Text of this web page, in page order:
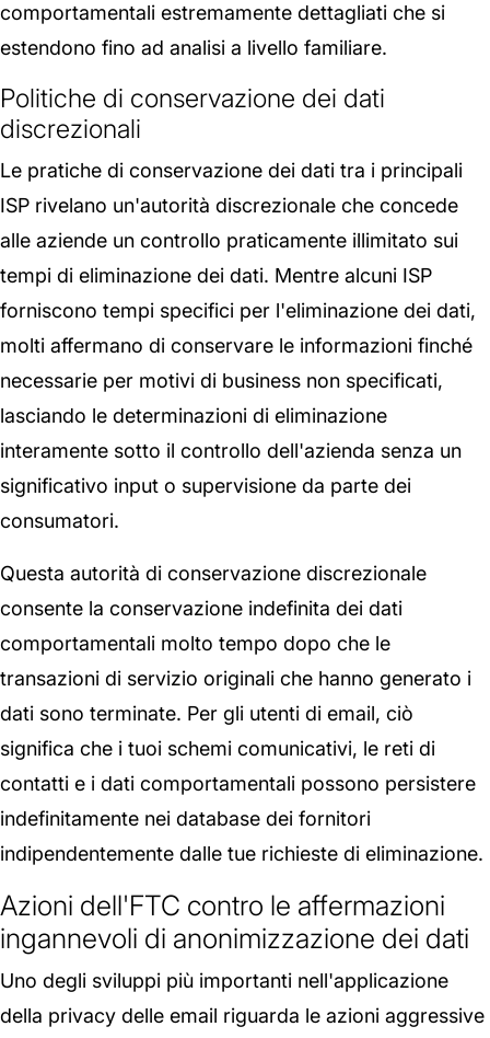
comportamentali estremamente dettagliati che si
estendono fino ad analisi a livello familiare.
Politiche di conservazione dei dati
discrezionali
Le pratiche di conservazione dei dati tra i principali
ISP rivelano un'autorità discrezionale che concede
alle aziende un controllo praticamente illimitato sui
tempi di eliminazione dei dati. Mentre alcuni ISP
forniscono tempi specifici per l'eliminazione dei dati,
molti affermano di conservare le informazioni finché
necessarie per motivi di business non specificati,
lasciando le determinazioni di eliminazione
interamente sotto il controllo dell'azienda senza un
significativo input o supervisione da parte dei
consumatori.
Questa autorità di conservazione discrezionale
consente la conservazione indefinita dei dati
comportamentali molto tempo dopo che le
transazioni di servizio originali che hanno generato i
dati sono terminate. Per gli utenti di email, ciò
significa che i tuoi schemi comunicativi, le reti di
contatti e i dati comportamentali possono persistere
indefinitamente nei database dei fornitori
indipendentemente dalle tue richieste di eliminazione.
Azioni dell'FTC contro le affermazioni
ingannevoli di anonimizzazione dei dati
Uno degli sviluppi più importanti nell'applicazione
della privacy delle email riguarda le azioni aggressive